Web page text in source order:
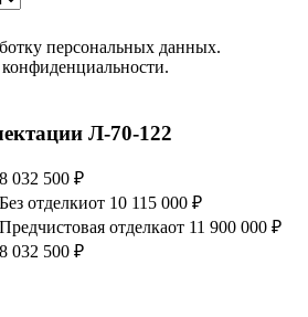
персональных данных.
Л-70-122
032 500 ₽
Без отделкиот 10 115 000 ₽
Предчистовая отделкаот 11 900 000 ₽
032 500 ₽